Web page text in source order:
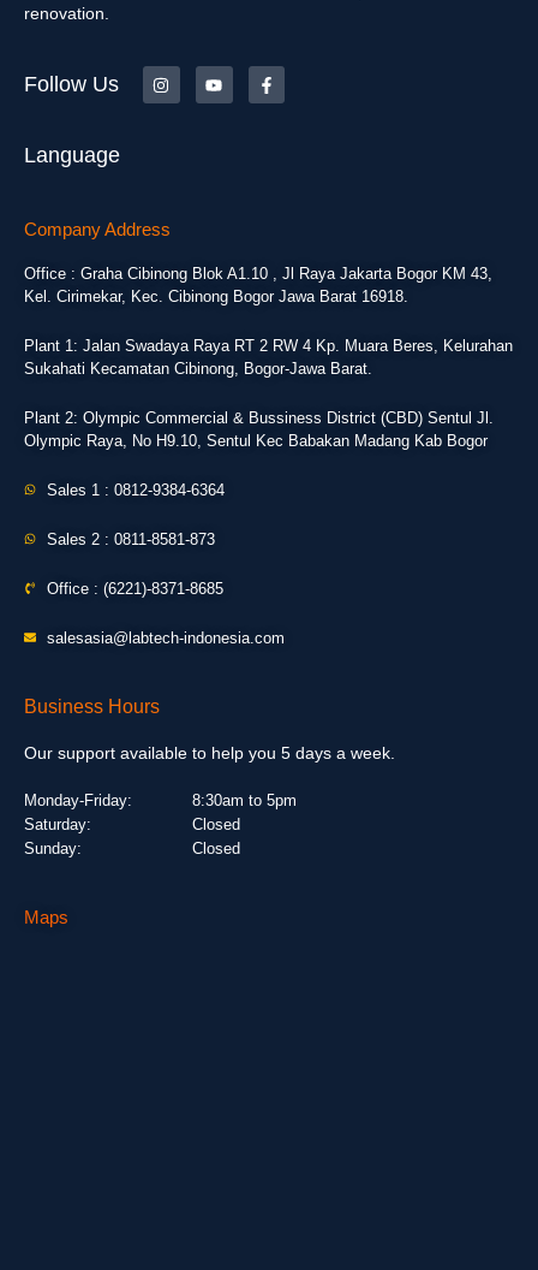
renovation.
Follow Us
Language
Company Address
Office : Graha Cibinong Blok A1.10 , Jl Raya Jakarta Bogor KM 43,
Kel. Cirimekar, Kec. Cibinong Bogor Jawa Barat 16918.
Plant 1: Jalan Swadaya Raya RT 2 RW 4 Kp. Muara Beres, Kelurahan
Sukahati Kecamatan Cibinong, Bogor-Jawa Barat.
Plant 2: Olympic Commercial & Bussiness District (CBD) Sentul Jl.
Olympic Raya, No H9.10, Sentul Kec Babakan Madang Kab Bogor
Sales 1 : 0812-9384-6364
Sales 2 : 0811-8581-873
Office : (6221)-8371-8685
salesasia@labtech-indonesia.com
Business Hours
Our support available to help you 5 days a week.
Monday-Friday:
Saturday:
Sunday:
8:30am to 5pm
Closed
Closed
Maps